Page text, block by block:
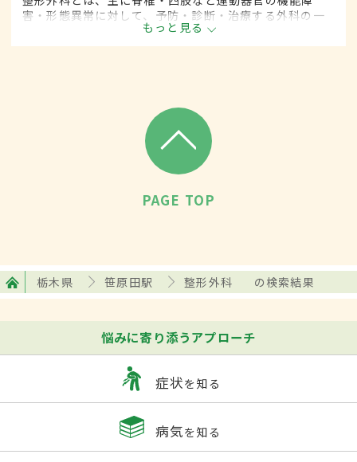
害・形態異常に対して、予防・診断・治療する外科の一
もっと見る
PAGE TOP
栃木県 笹原田駅 整形外科 の検索結果
悩みに寄り添うアプローチ
症状を知る
病気を知る